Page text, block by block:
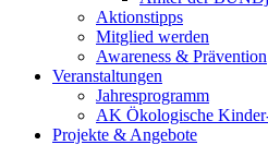
Aktionstipps
Mitglied werden
Awareness & Prävention
Veranstaltungen
Jahresprogramm
AK Ökologische
Projekte & Angebote